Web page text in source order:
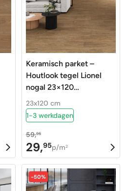
Keramisch parket –
Houtlook tegel Lionel
nogal 23×120
gerectificeerd
23x120 cm
1-3 werkdagen
59,95
Oorspronkelijke
prijs
was:
59,95.
29,95
Huidige
prijs
is:
29,95.
p/m2
-50%